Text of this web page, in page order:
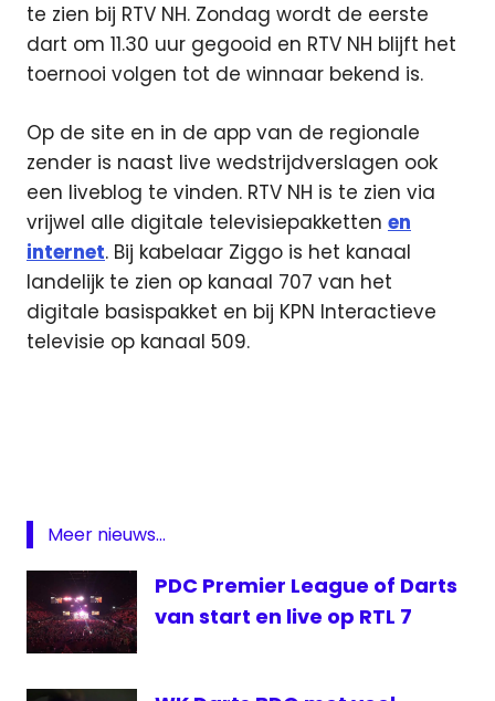
te zien bij RTV NH. Zondag wordt de eerste
dart om 11.30 uur gegooid en RTV NH blijft het
toernooi volgen tot de winnaar bekend is.
Op de site en in de app van de regionale
zender is naast live wedstrijdverslagen ook
een liveblog te vinden. RTV NH is te zien via
vrijwel alle digitale televisiepakketten en
internet. Bij kabelaar Ziggo is het kanaal
landelijk te zien op kanaal 707 van het
digitale basispakket en bij KPN Interactieve
televisie op kanaal 509.
Finder
Darts
Masters
live
RTV
Meer nieuws...
PDC Premier League of Darts
van start en live op RTL 7